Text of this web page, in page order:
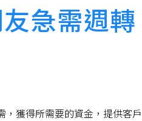
急需週轉
獲得所需要的資金，提供客戶